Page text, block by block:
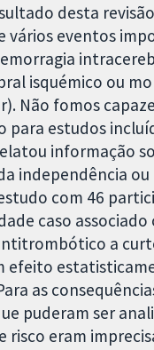
desta
vários eventos
isquémico ou
Não fomos
para estudos
informação
independência
com 46
caso associado
a
efeito
as
puderam ser
risco eram